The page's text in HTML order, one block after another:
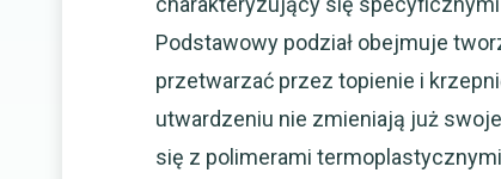
Podstawowy podział obejmuje
przetwarzać przez topienie i
utwardzeniu nie zmieniają już
się z polimerami